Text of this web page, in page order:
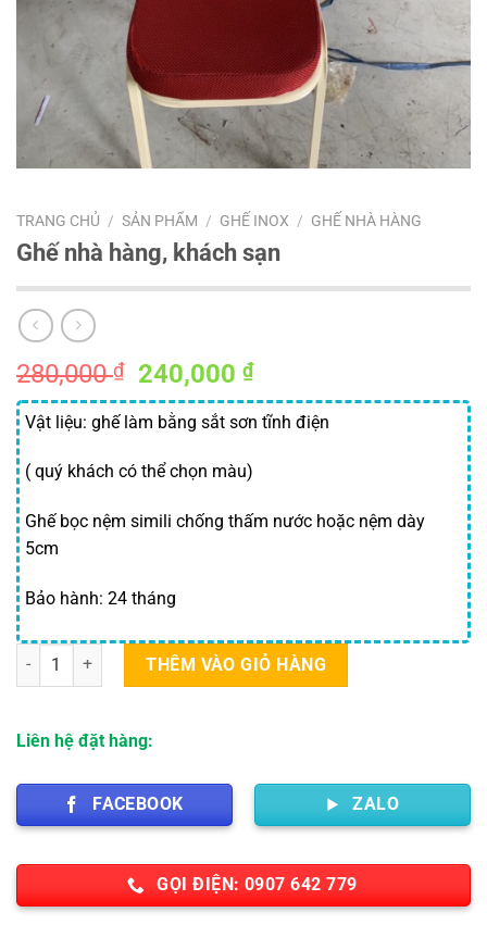
TRANG CHỦ / SẢN PHẨM / GHẾ INOX / GHẾ NHÀ HÀNG
Ghế nhà hàng, khách sạn
280,000₫
Giá
gốc
là:
240,000₫Giá
hiện
tại
Vật liệu: ghế làm bằng sắt sơn tĩnh điện
( quý khách có thể chọn màu)
Ghế bọc nệm simili chống thấm nước hoặc nệm dày
5cm
Bảo hành: 24 tháng
Ghế nhà hàng, khách sạn số lượng
THÊM VÀO GIỎ HÀNG
Liên hệ đặt hàng:
FACEBOOK ZALO
GỌI ĐIỆN: 0907 642 779